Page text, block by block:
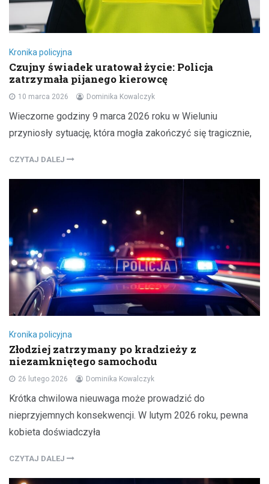
Kronika policyjna
Czujny świadek uratował życie: Policja
zatrzymała pijanego kierowcę
10 marca 2026 Dominika Kowalczyk
Wieczorne godziny 9 marca 2026 roku w Wieluniu
przyniosły sytuację, która mogła zakończyć się tragicznie,
CZYTAJ DALEJ
Kronika policyjna
Złodziej zatrzymany po kradzieży z
niezamkniętego samochodu
26 lutego 2026 Dominika Kowalczyk
Krótka chwilowa nieuwaga może prowadzić do
nieprzyjemnych konsekwencji. W lutym 2026 roku, pewna
kobieta doświadczyła
CZYTAJ DALEJ